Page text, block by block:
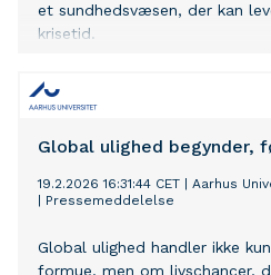
et sundhedsvæsen, der kan
krisetid.
Global ulighed begynder,
19.2.2026 16:31:44 CET
Aarhus
Pressemeddelelse
Global ulighed handler ikke
formue, men om livschancer,